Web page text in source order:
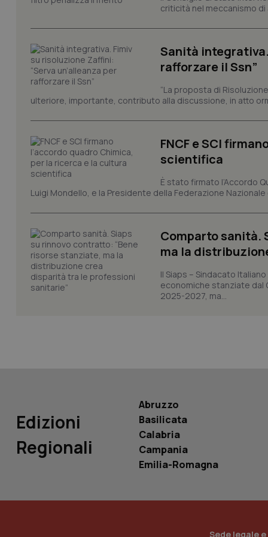
criticità nel meccanismo di
Sanità
rafforzare il Ssn”
“La proposta di
ulteriore, importante, contributo alla discussione, in atto
FNCF e SCI
scientifica
È stato firmato l’Accordo
Luigi Mondello, e la Presidente della Federazione Nazionale
Comparto sanità.
ma la
Il Siaps – Sindacato
economiche stanziate dal
2025-2027, ma...
Edizioni
Regionali
Abruzzo
Basilicata
Calabria
Campania
Emilia-Romagna
Sede legale
I cookie necessari
tracking-sites-
tracking-sites-
_ga
VISITOR_INFO1_LIVE